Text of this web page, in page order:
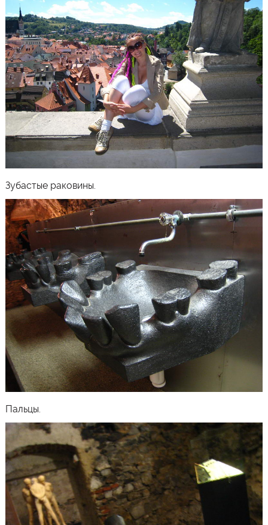
Зубастые раковины.
Пальцы.